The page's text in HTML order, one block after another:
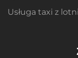
Usługa taxi z